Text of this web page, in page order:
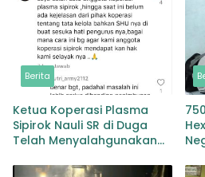
Berita
Ketua Koperasi Plasma
Sipirok Nauli SR di Duga
Telah Menyalahgunakan